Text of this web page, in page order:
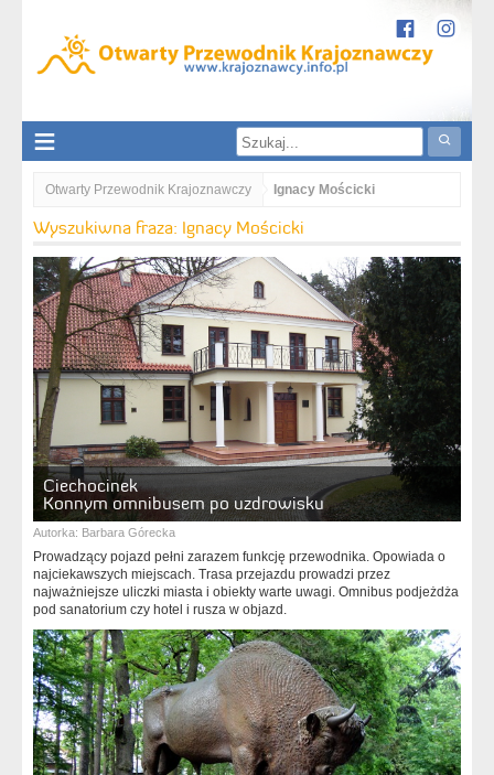
Otwarty Przewodnik Krajoznawczy Ignacy Mościcki
Wyszukiwna fraza: Ignacy Mościcki
Ciechocinek
Konnym omnibusem po uzdrowisku
Autorka: Barbara Górecka
Prowadzący pojazd pełni zarazem funkcję przewodnika. Opowiada o
najciekawszych miejscach. Trasa przejazdu prowadzi przez
najważniejsze uliczki miasta i obiekty warte uwagi. Omnibus podjeżdża
pod sanatorium czy hotel i rusza w objazd.